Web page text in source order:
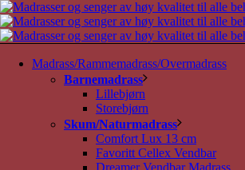
Madrass/Rammemadrass/Overmadrass
Barnemadrass
Lillebjørn
Storebjørn
Skum/Naturmadrass
Comfort Lux 13 cm
Favoritt Cellex Vendbar
Dreamer Vendbar Madrass